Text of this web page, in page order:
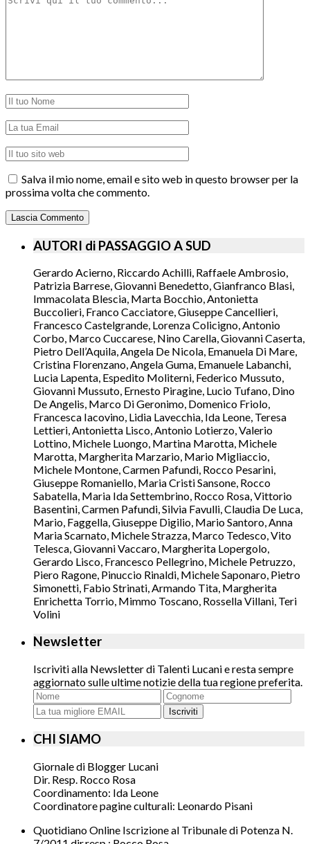
Salva il mio nome, email e sito web in questo browser per la
prossima volta che commento.
AUTORI di PASSAGGIO A SUD
Gerardo Acierno, Riccardo Achilli, Raffaele Ambrosio,
Patrizia Barrese, Giovanni Benedetto, Gianfranco Blasi,
Immacolata Blescia, Marta Bocchio, Antonietta
Buccolieri, Franco Cacciatore, Giuseppe Cancellieri,
Francesco Castelgrande, Lorenza Colicigno, Antonio
Corbo, Marco Cuccarese, Nino Carella, Giovanni Caserta,
Pietro Dell’Aquila, Angela De Nicola, Emanuela Di Mare,
Cristina Florenzano, Angela Guma, Emanuele Labanchi,
Lucia Lapenta, Espedito Moliterni, Federico Mussuto,
Giovanni Mussuto, Ernesto Piragine, Lucio Tufano, Dino
De Angelis, Marco Di Geronimo, Domenico Friolo,
Francesca Iacovino, Lidia Lavecchia, Ida Leone, Teresa
Lettieri, Antonietta Lisco, Antonio Lotierzo, Valerio
Lottino, Michele Luongo, Martina Marotta, Michele
Marotta, Margherita Marzario, Mario Migliaccio,
Michele Montone, Carmen Pafundi, Rocco Pesarini,
Giuseppe Romaniello, Maria Cristi Sansone, Rocco
Sabatella, Maria Ida Settembrino, Rocco Rosa, Vittorio
Basentini, Carmen Pafundi, Silvia Favulli, Claudia De Luca,
Mario, Faggella, Giuseppe Digilio, Mario Santoro, Anna
Maria Scarnato, Michele Strazza, Marco Tedesco, Vito
Telesca, Giovanni Vaccaro, Margherita Lopergolo,
Gerardo Lisco, Francesco Pellegrino, Michele Petruzzo,
Piero Ragone, Pinuccio Rinaldi, Michele Saponaro, Pietro
Simonetti, Fabio Strinati, Armando Tita, Margherita
Enrichetta Torrio, Mimmo Toscano, Rossella Villani, Teri
Volini
Newsletter
Iscriviti alla Newsletter di Talenti Lucani e resta sempre
aggiornato sulle ultime notizie della tua regione preferita.
Iscriviti
CHI SIAMO
Giornale di Blogger Lucani
Dir. Resp. Rocco Rosa
Coordinamento: Ida Leone
Coordinatore pagine culturali: Leonardo Pisani
Quotidiano Online Iscrizione al Tribunale di Potenza N.